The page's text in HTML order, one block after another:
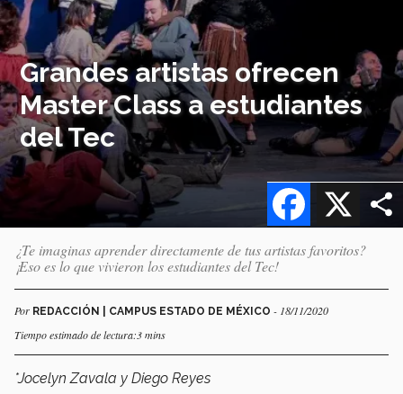
Grandes artistas ofrecen
Master Class a estudiantes
del Tec
X
Facebook
¿Te imaginas aprender directamente de tus artistas favoritos?
¡Eso es lo que vivieron los estudiantes del Tec!
Por REDACCIÓN | CAMPUS ESTADO DE MÉXICO - 18/11/2020
Tiempo estimado de lectura:3 mins
*Jocelyn Zavala y Diego Reyes